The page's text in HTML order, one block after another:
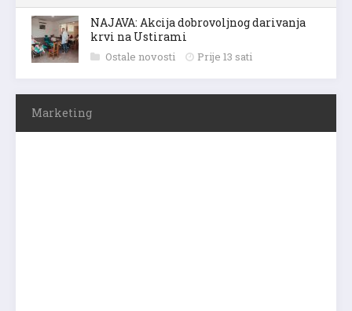
NAJAVA: Akcija dobrovoljnog darivanja
krvi na Ustirami
Ostale novosti Prije 13 sati
Marketing